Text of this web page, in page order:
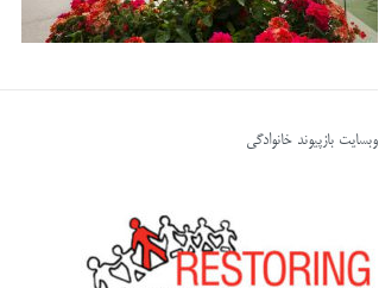
وبسایت بازپیوند خانوادگی